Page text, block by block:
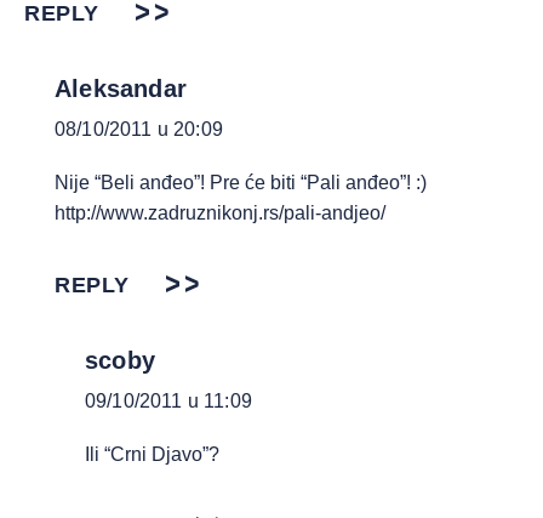
REPLY
Aleksandar
08/10/2011 u 20:09
Nije “Beli anđeo”! Pre će biti “Pali anđeo”! :)
http://www.zadruznikonj.rs/pali-andjeo/
REPLY
scoby
09/10/2011 u 11:09
Ili “Crni Djavo”?